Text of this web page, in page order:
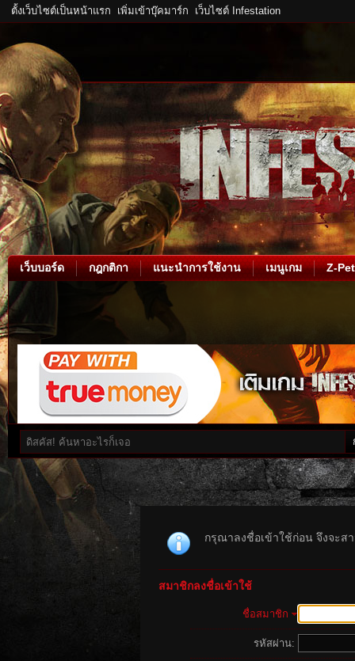
ตั้งเว็บไซต์เป็นหน้าแรก เพิ่มเข้าบุ๊คมาร์ก เว็บไซต์ Infestation
เว็บบอร์ด กฎกติกา แนะนำการใช้งาน เมนูเกม Z-Pet
กรุณาลงชื่อเข้าใช้ก่อน จึงจะส
สมาชิกลงชื่อเข้าใช้
ชื่อสมาชิก
รหัสผ่าน: